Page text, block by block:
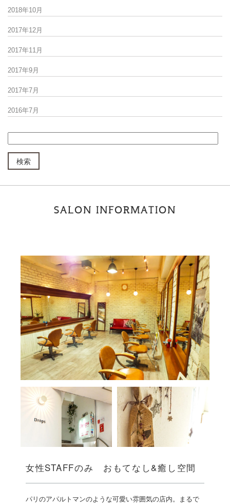
2018年10月
2017年12月
2017年11月
2017年9月
2017年7月
2016年7月
SALON INFORMATION
女性STAFFのみ おもてなし&癒し空間
パリのアパルトマンのような可愛い雰囲気の店内。まるで